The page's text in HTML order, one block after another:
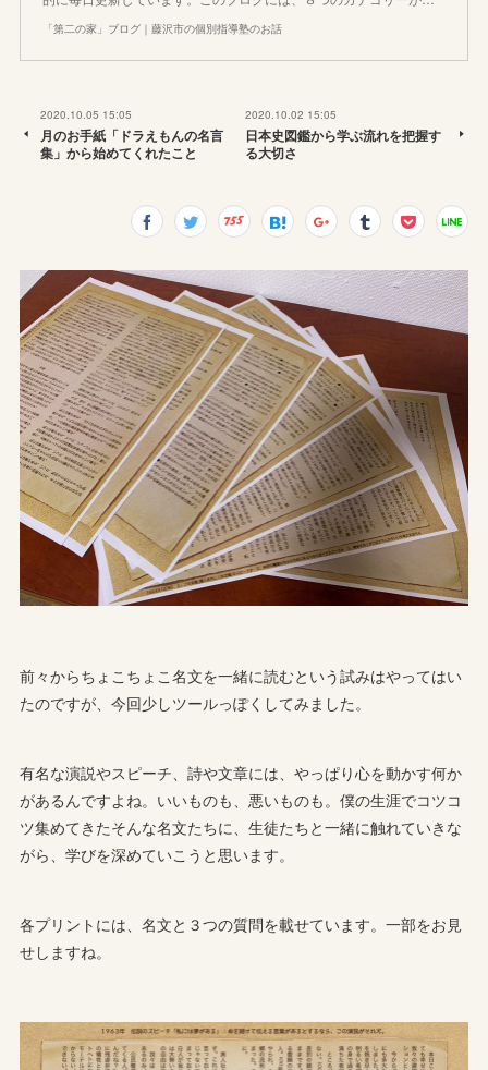
「第二の家」ブログ｜藤沢市の個別指導塾のお話
2020.10.05 15:05
月のお手紙「ドラえもんの名言
集」から始めてくれたこと
2020.10.02 15:05
日本史図鑑から学ぶ流れを把握す
る大切さ
前々からちょこちょこ名文を一緒に読むという試みはやってはい
たのですが、今回少しツールっぽくしてみました。
有名な演説やスピーチ、詩や文章には、やっぱり心を動かす何か
があるんですよね。いいものも、悪いものも。僕の生涯でコツコ
ツ集めてきたそんな名文たちに、生徒たちと一緒に触れていきな
がら、学びを深めていこうと思います。
各プリントには、名文と３つの質問を載せています。一部をお見
せしますね。